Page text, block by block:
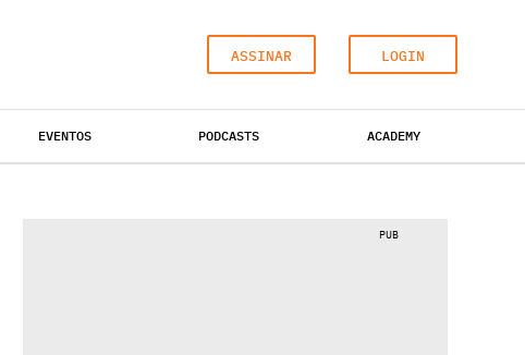
ASSINAR LOGIN
EVENTOS PODCASTS ACADEMY
PUB